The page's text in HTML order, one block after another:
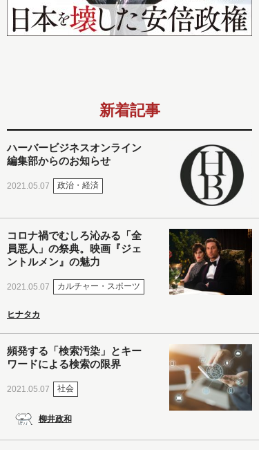
新着記事
ハーバービジネスオンライン
編集部からのお知らせ
2021.05.07 政治・経済
コロナ禍でむしろ沁みる「全
員悪人」の祭典。映画『ジェ
ントルメン』の魅力
2021.05.07 カルチャー・スポーツ
ヒナタカ
頻発する「検索汚染」とキー
ワードによる検索の限界
2021.05.07 社会
柳井政和